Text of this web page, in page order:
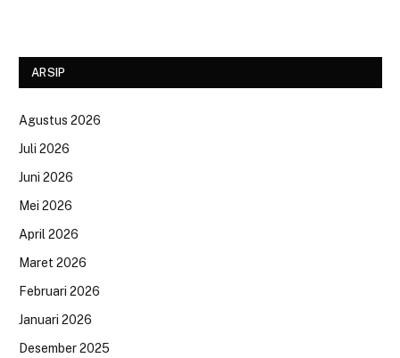
ARSIP
Agustus 2026
Juli 2026
Juni 2026
Mei 2026
April 2026
Maret 2026
Februari 2026
Januari 2026
Desember 2025